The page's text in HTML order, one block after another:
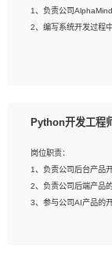
3、具备良好的交流协
4、有较强的系统需求
1、负责公司
2、编写系统开发过程
3、熟悉react/vue/
5、善于沟通，具有团队
Python开发工程
岗位职责：
1、负责公司后台产品开
2、负责公司后端产品
3、参与公司AI产品的